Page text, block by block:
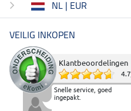
NL | EUR
VEILIG INKOPEN
Klantbeoordelingen
4.7
Snelle service, goed
ingepakt.